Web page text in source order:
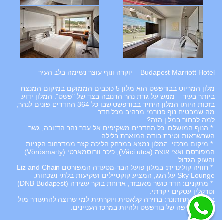
Budapest Marriott Hotel – יוקרה ונוף עוצר נשימה בלב העיר
מלון המריוט בבודפשט הוא מלון 5 כוכבים הממוקם במיקום המנצח
ביותר בעיר – ממש על גדת נהר הדנובה בצד של "פשט". המלון ידוע
בזכות היותו המלון היחיד בבודפשט שבו כל 364 החדרים פונים לנהר,
מה שמבטיח נוף פנורמי מרהיב מכל חדר.
למה לבחור במלון הזה?
* הנוף המושלם: כל החדרים משקיפים אל עבר נהר הדנובה, גשר
השרשראות וטירת בודה המוארת בלילה.
* מיקום מרכזי: המלון נמצא במרחק הליכה קצר ממדרחוב הקניות
המפורסם ואצי אוצה (Váci utca), כיכר וורוסמארטי (Vörösmarty)
והשוק הגדול.
* חוויה קולינרית: במלון פועל הבר-מסעדה המפורסם Liz and Chain
Sky Lounge על הגג, המציע קוקטיילים ושקיעות בלתי נשכחות.
* מתקנים: חדר כושר מאובזר, ארוחת בוקר עשירה (DNB Budapest)
וטרקלין עסקים יוקרתי.
בשורה התחתונה: בחירה קלאסית ויוקרתית למי שרוצה להתעורר מול
הנוף הכי יפה של בודפשט ולהיות במרכז העניינים.